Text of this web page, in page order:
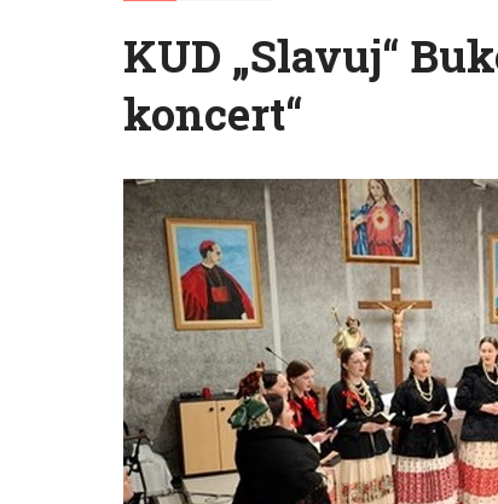
KUD „Slavuj“
koncert“